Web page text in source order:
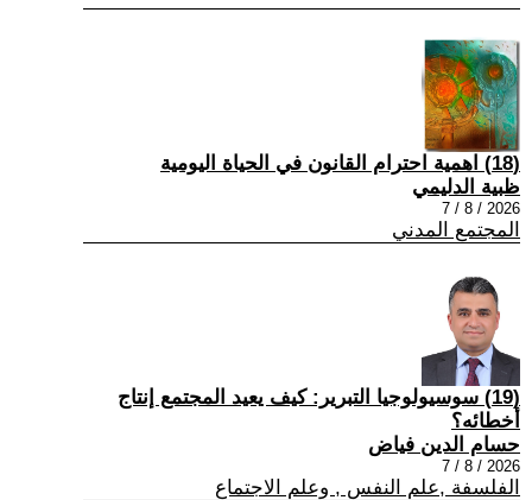
(18) اهمية احترام القانون في الحياة اليومية
ظبية الدليمي
2026 / 8 / 7
المجتمع المدني
(19) سوسيولوجيا التبرير: كيف يعيد المجتمع إنتاج
أخطائه؟
حسام الدين فياض
2026 / 8 / 7
الفلسفة ,علم النفس , وعلم الاجتماع